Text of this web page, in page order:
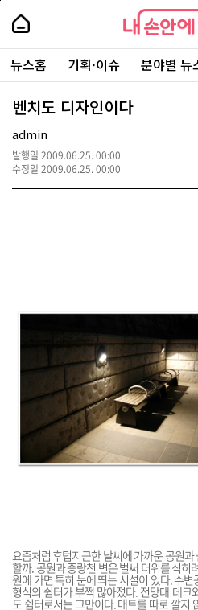
본
로
가
내
손
안
에
서
울
-
서
울
시
대
표
소
내
손
에
울
주
요
서
뉴스홈 기획·이슈 분야별 뉴
벤치도 디자인이다
admin
발행일 2009.06.25. 00:00
수정일 2009.06.25. 00:00
요즘처럼 후텁지근한 날씨에 가까운 공원
할까. 공원과 중랑천 변은 벌써 더위를 식히
원에 가면 특히 눈에 띄는 시설이 있다. 수
형식의 쉼터가 부쩍 많아졌다. 전망대 데크
도 쉼터로서는 그만이다. 매트를 따로 깔지
페
상
단
로